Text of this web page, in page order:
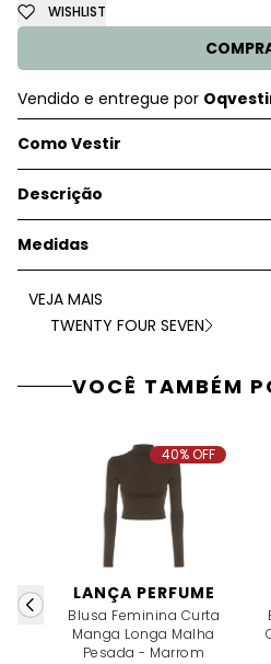
WISHLIST
Vendido e entregue por
Como Vestir
Descrição
Medidas
VEJA MAIS
TWENTY FOUR SEVEN
VOCÊ TAMBÉM
LANÇA PERFUME
Blusa Feminina Curta
Manga Longa Malha
Pesada - Marrom
40% OFF